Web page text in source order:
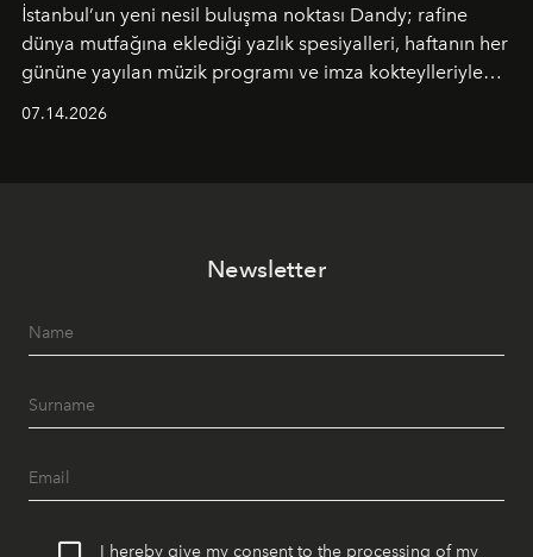
İstanbul’un yeni nesil buluşma noktası Dandy; rafine
dünya mutfağına eklediği yazlık spesiyalleri, haftanın her
gününe yayılan müzik programı ve imza kokteylleriyle
07.14.2026
Newsletter
I hereby give my consent to the processing of my